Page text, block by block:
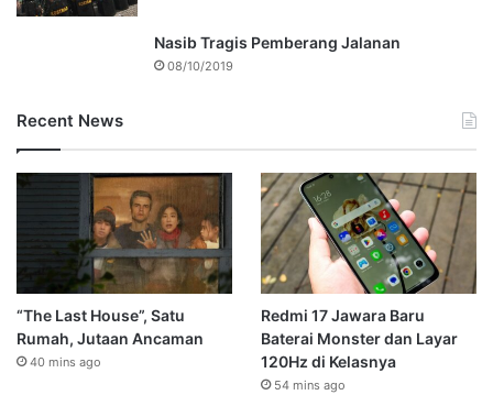
Nasib Tragis Pemberang Jalanan
08/10/2019
Recent News
“The Last House”, Satu
Rumah, Jutaan Ancaman
40 mins ago
Redmi 17 Jawara Baru
Baterai Monster dan Layar
120Hz di Kelasnya
54 mins ago